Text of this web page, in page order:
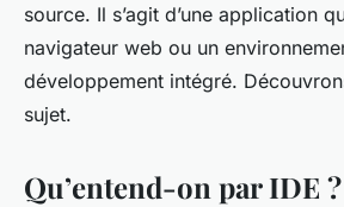
source. Il s’agit d’une application
navigateur web ou un
développement intégré.
sujet.
Qu’entend-on par IDE ?